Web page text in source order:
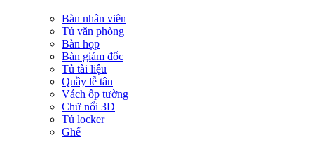
Bàn nhân viên
Tủ văn phòng
Bàn họp
Bàn giám đốc
Tủ tài liệu
Quầy lễ tân
Vách ốp tường
Chữ nổi 3D
Tủ locker
Ghế